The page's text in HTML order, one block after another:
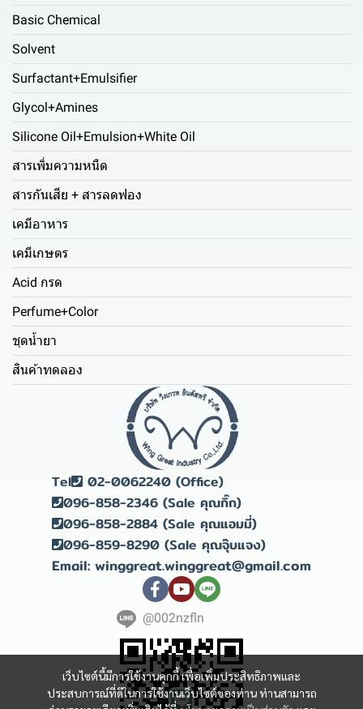
เว็บไซต์นี้มีการใช้งานคุกกี้ เพื่อเพิ่มประสิทธิภาพและ
ประสบการณ์ที่ดีในการใช้งานเว็บไซต์ของท่าน ท่านสามารถ
Basic Chemical
Solvent
Surfactant+Emulsifier
Glycol+Amines
Silicone Oil+Emulsion+White Oil
สารเพิ่มความหนืด
สารกันเสีย + สารลดฟอง
เคมีอาหาร
เคมีเกษตร
Acid กรด
Perfume+Color
ชุดน้ำยา
สินค้าทดลอง
Tel
02-0062240 (Office)
096-858-2346 (Sale คุณกิ๊ก)
096-858-2884 (Sale คุณแอมมี่)
096-859-8290 (Sale คุณจุ๊บแจง)
Email: winggreat.winggreat@gmail.com
@002nzfln